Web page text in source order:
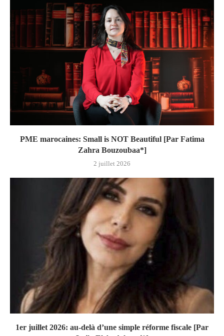
PME marocaines: Small is NOT Beautiful [Par Fatima
Zahra Bouzoubaa*]
2 juillet 2026
1er juillet 2026: au-delà d’une simple réforme fiscale [Par